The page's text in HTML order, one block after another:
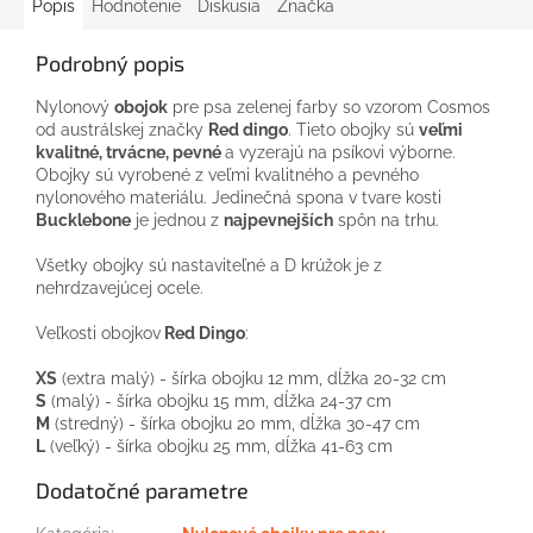
Popis Hodnotenie Diskusia Značka
Podrobný popis
Nylonový obojok pre psa zelenej farby so vzorom Cosmos
od austrálskej značky Red dingo. Tieto obojky sú veľmi
kvalitné, trvácne, pevnéa vyzerajú na psíkovi výborne.
Obojky sú vyrobené z veľmi kvalitného a pevného
nylonového materiálu. Jedinečná spona v tvare kosti
Bucklebone je jednou z najpevnejších spôn na trhu.
Všetky obojky sú nastaviteľné a D krúžok je z
nehrdzavejúcej ocele.
Veľkosti obojkov Red Dingo:
XS (extra malý) - šírka obojku 12 mm, dĺžka 20-32 cm
S (malý) - šírka obojku 15 mm, dĺžka 24-37 cm
M (stredný) - šírka obojku 20 mm, dĺžka 30-47 cm
L (veľký) - šírka obojku 25 mm, dĺžka 41-63 cm
Dodatočné parametre